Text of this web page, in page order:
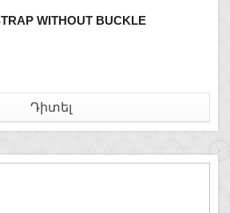
WITHOUT BUCKLE
Դիտել